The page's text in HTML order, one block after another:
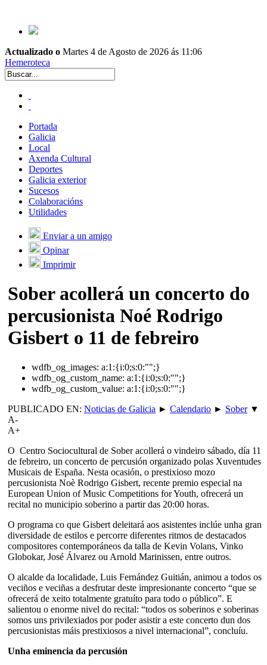
Actualizado o Martes 4 de Agosto de 2026 ás 11:06
Hemeroteca
Portada
Galicia
Local
Axenda Cultural
Deportes
Galicia exterior
Sucesos
Colaboracións
Utilidades
Enviar a un amigo
Opinar
Imprimir
Sober acollerá un concerto do
percusionista Noé Rodrigo
Gisbert o 11 de febreiro
wdfb_og_images: a:1:{i:0;s:0:"";}
wdfb_og_custom_name: a:1:{i:0;s:0:"";}
wdfb_og_custom_value: a:1:{i:0;s:0:"";}
PUBLICADO EN: Noticias de Galicia ► Calendario ► Sober▼
A-
A+
O Centro Sociocultural de Sober acollerá o vindeiro sábado, día 11
de febreiro, un concerto de percusión organizado polas Xuventudes
Musicais de España. Nesta ocasión, o prestixioso mozo
percusionista Noè Rodrigo Gisbert, recente premio especial na
European Union of Music Competitions for Youth, ofrecerá un
recital no municipio soberino a partir das 20:00 horas.
O programa co que Gisbert deleitará aos asistentes inclúe unha gran
diversidade de estilos e percorre diferentes ritmos de destacados
compositores contemporáneos da talla de Kevin Volans, Vinko
Globokar, José Álvarez ou Arnold Marinissen, entre outros.
O alcalde da localidade, Luis Fernández Guitián, animou a todos os
veciños e veciñas a desfrutar deste impresionante concerto “que se
ofrecerá de xeito totalmente gratuíto para todo o público”. E
salientou o enorme nivel do recital: “todos os soberinos e soberinas
somos uns privilexiados por poder asistir a este concerto dun dos
percusionistas máis prestixiosos a nivel internacional”, concluíu.
Unha eminencia da percusión